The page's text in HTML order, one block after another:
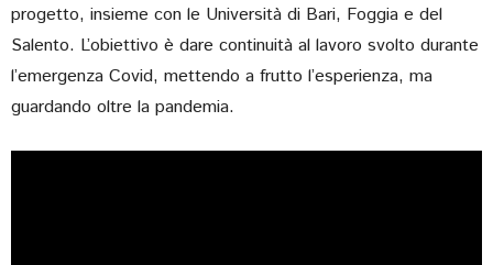
progetto, insieme con le Università di Bari, Foggia e del
Salento. L’obiettivo è dare continuità al lavoro svolto durante
l’emergenza Covid, mettendo a frutto l’esperienza, ma
guardando oltre la pandemia.